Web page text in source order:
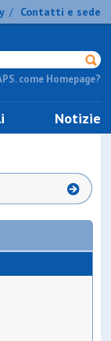
/ Contatti e sede
come Homepage?
Notizie